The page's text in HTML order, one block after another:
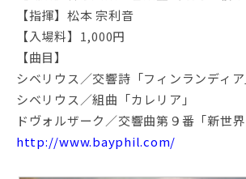
【指揮】松本 宗利音
【入場料】1,000円
【曲目】
シベリウス／交響詩「フィンランディア
シベリウス／組曲「カレリア」
ドヴォルザーク／交響曲第９番「新世界
http://www.bayphil.com/